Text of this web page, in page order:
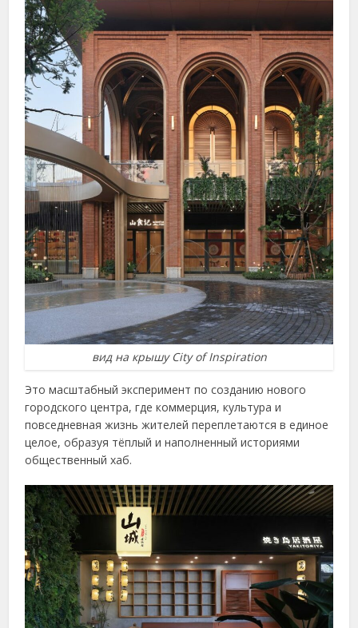
вид на крышу City of Inspiration
Это масштабный эксперимент по созданию нового
городского центра, где коммерция, культура и
повседневная жизнь жителей переплетаются в единое
целое, образуя тёплый и наполненный историями
общественный хаб.